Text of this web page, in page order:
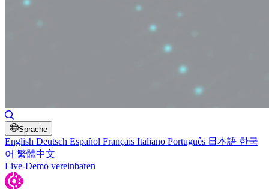
Sprache
English Deutsch Español Français Italiano Português 日本語 한국
어 繁體中文
Live-Demo vereinbaren